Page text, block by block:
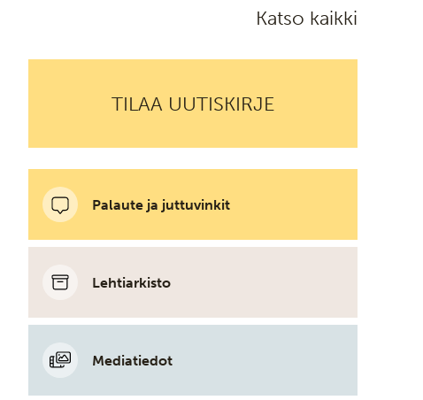
Katso kaikki
TILAA UUTISKIRJE
Palaute ja juttuvinkit
Lehtiarkisto
Mediatiedot